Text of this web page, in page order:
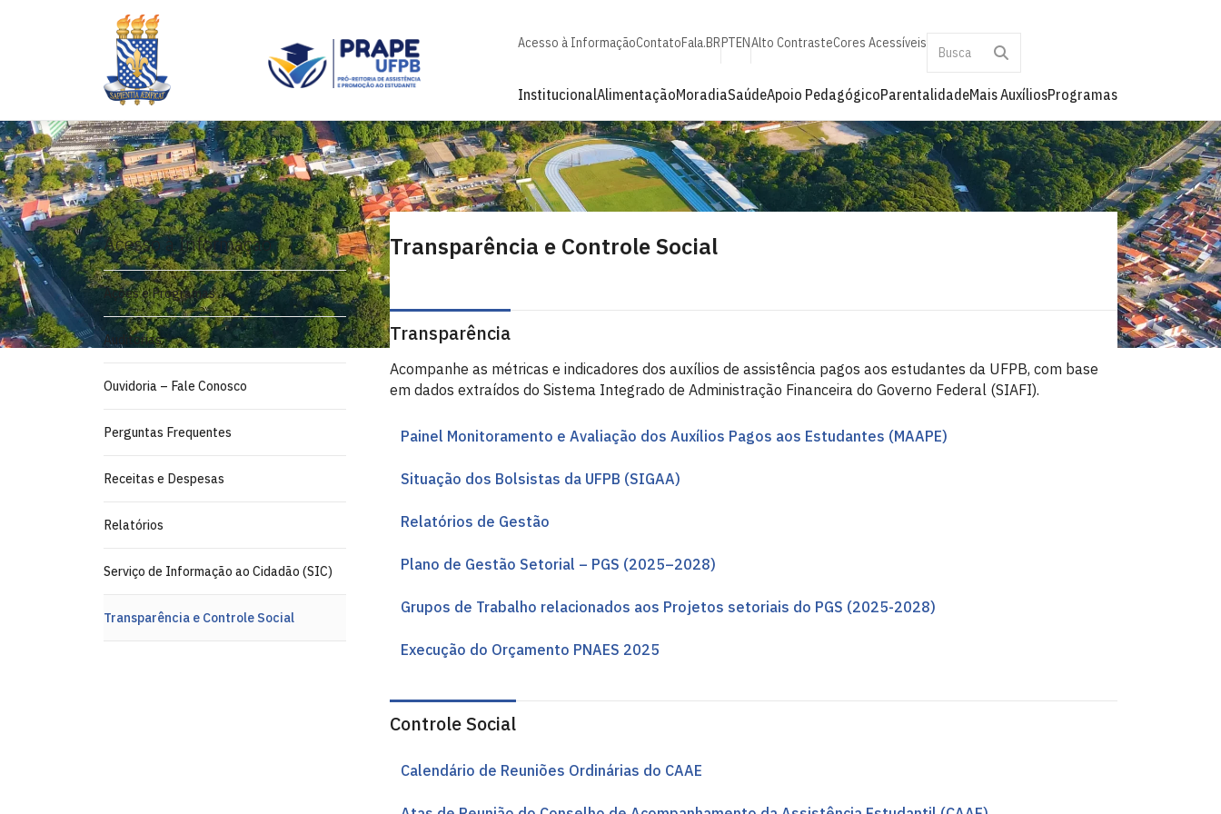
Acesso à InformaçãoContatoFala.BRPTENAlto ContrasteCores Acessíveis
InstitucionalAlimentaçãoMoradiaSaúdeApoio PedagógicoParentalidadeMais AuxíliosProgramas
Acesso à Informação
Ações e Programas
Auditorias
Ouvidoria – Fale Conosco
Perguntas Frequentes
Receitas e Despesas
Relatórios
Serviço de Informação ao Cidadão (SIC)
Transparência e Controle Social
Transparência e Controle Social
Transparência
Acompanhe as métricas e indicadores dos auxílios de assistência pagos aos estudantes da UFPB, com base
em dados extraídos do Sistema Integrado de Administração Financeira do Governo Federal (SIAFI).
Painel Monitoramento e Avaliação dos Auxílios Pagos aos Estudantes (MAAPE)
Situação dos Bolsistas da UFPB (SIGAA)
Relatórios de Gestão
Plano de Gestão Setorial – PGS (2025–2028)
Grupos de Trabalho relacionados aos Projetos setoriais do PGS (2025-2028)
Execução do Orçamento PNAES 2025
Controle Social
Calendário de Reuniões Ordinárias do CAAE